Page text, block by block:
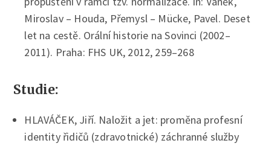
Miroslav – Houda, Přemysl – Mücke, Pavel. Deset
let na cestě. Orální historie na Sovinci (2002–
2011). Praha: FHS UK, 2012, 259–268
Studie:
HLAVÁČEK, Jiří. Naložit a jet: proměna profesní
identity řidičů (zdravotnické) záchranné služby